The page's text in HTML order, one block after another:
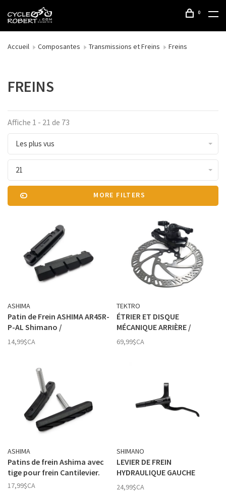
0
Accueil Composantes Transmissions et Freins Freins
FREINS
Affiche 1 - 21 de 73
Les plus vus
21
MORE FILTERS
ASHIMA
Patin de Frein ASHIMA AR45R-
P-AL Shimano /
Campagnolo. toutes
Conditions
14,99$CA
TEKTRO
ÉTRIER ET DISQUE
MÉCANIQUE ARRIÈRE /
TEKTRO AQUILA 10 /160MM
69,99$CA
ASHIMA
Patins de frein Ashima avec
tige pour frein Cantilevier.
17,99$CA
SHIMANO
LEVIER DE FREIN
HYDRAULIQUE GAUCHE
SHIMANO ALTUS BL-MT200
24,99$CA